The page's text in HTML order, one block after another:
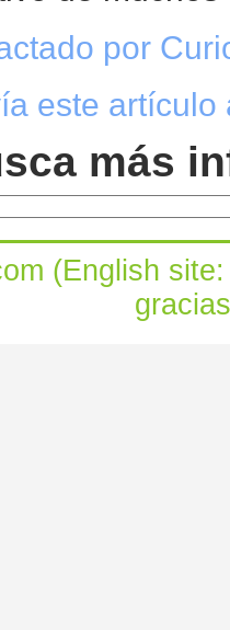
por
este artículo
más
(English